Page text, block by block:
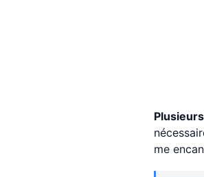
me